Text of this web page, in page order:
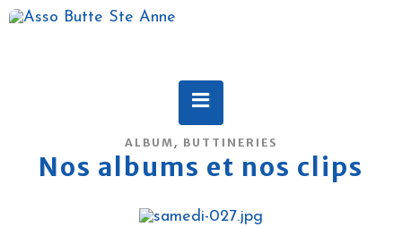
ALBUM, BUTTINERIES
Nos albums et nos clips